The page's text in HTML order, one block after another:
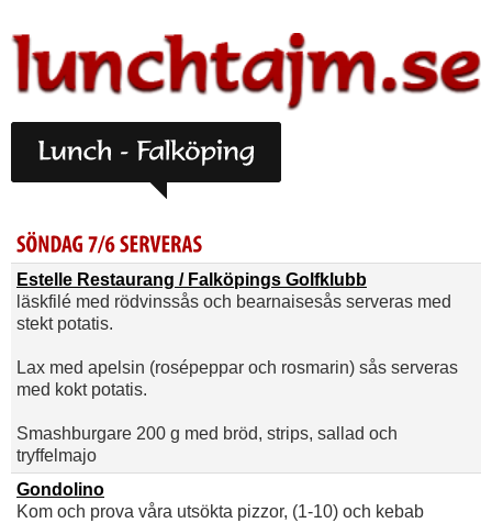
Estelle Restaurang / Falköpings Golfklubb
läskfilé med rödvinssås och bearnaisesås serveras med
stekt potatis.
Lax med apelsin (rosépeppar och rosmarin) sås serveras
med kokt potatis.
Smashburgare 200 g med bröd, strips, sallad och
tryffelmajo
Gondolino
Kom och prova våra utsökta pizzor, (1-10) och kebab